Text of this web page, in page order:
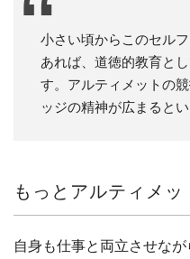
小さい頃からこのセル
あれば、道徳的教育と
す。アルティメットの
ッジの精神が広まると
もっとアルティメッ
自身も仕事と両立させな